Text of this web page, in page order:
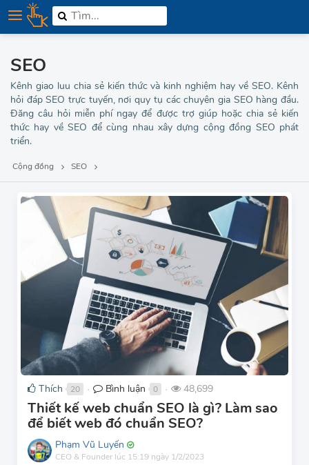
SEO
Kênh giao luu chia sẻ kiến thức và kinh nghiệm hay về SEO. Kênh
hỏi đáp SEO trực tuyến, nơi quy tụ các chuyên gia SEO hàng đầu.
Đăng câu hỏi miễn phí ngay để được trợ giúp hoặc chia sẻ kiến
thức hay về SEO để cùng nhau xây dựng cộng đồng SEO phát
triển.
Cộng đồng SEO
Thích 20 ● Bình luận 0 ● 48,699
Thiết kế web chuẩn SEO là gì? Làm sao
để biết web đó chuẩn SEO?
Phạm Vũ Luyến
CEO & Founder lúc 15:19 ngày 1/2/2023